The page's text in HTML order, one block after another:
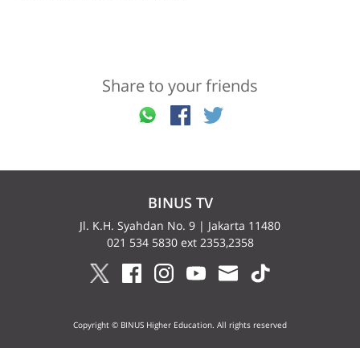
Share to your friends
BINUS TV
Jl. K.H. Syahdan No. 9 | Jakarta 11480
021 534 5830 ext 2353,2358
Copyright © BINUS Higher Education. All rights reserved